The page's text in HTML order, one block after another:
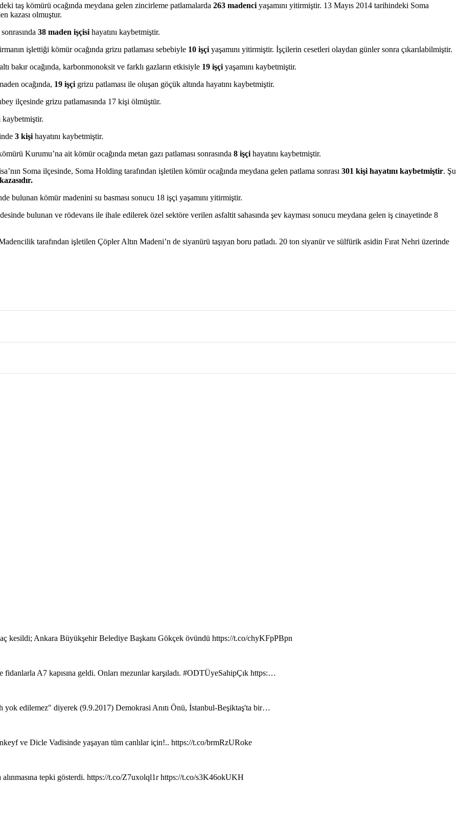
taş kömürü ocağında meydana gelen zincirleme patlamalarda 263 madenci yaşamını yitirmiştir. 13 Mayıs 2014 tarihindeki Soma
kazası olmuştur.
38 maden işçisi hayatını kaybetmiştir.
işlettiği kömür ocağında grizu patlaması sebebiyle 10 işçi yaşamını yitirmiştir. İşçilerin cesetleri olaydan günler sonra çıkarılabilmiştir.
bakır ocağında, karbonmonoksit ve farklı gazların etkisiyle 19 işçi yaşamını kaybetmiştir.
ocağında, 19 işçi grizu patlaması ile oluşan göçük altında hayatını kaybetmiştir.
ilçesinde grizu patlamasında 17 kişi ölmüştür.
kaybetmiştir.
3 kişi hayatını kaybetmiştir.
Kurumu’na ait kömür ocağında metan gazı patlaması sonrasında 8 işçi hayatını kaybetmiştir.
Soma ilçesinde, Soma Holding tarafından işletilen kömür ocağında meydana gelen patlama sonrası 301 kişi hayatını kaybetmiştir. Şu
bulunan kömür madenini su basması sonucu 18 işçi yaşamını yitirmiştir.
bulunan ve rödevans ile ihale edilerek özel sektöre verilen asfaltit sahasında şev kayması sonucu meydana gelen iş cinayetinde 8
tarafından işletilen Çöpler Altın Madeni’n de siyanürü taşıyan boru patladı. 20 ton siyanür ve sülfürik asidin Fırat Nehri üzerinde
kesildi; Ankara Büyükşehir Belediye Başkanı Gökçek övündü https://t.co/chyKFpPBpn
A7 kapısına geldi. Onları mezunlar karşıladı. #ODTÜyeSahipÇık https:…
yok edilemez" diyerek (9.9.2017) Demokrasi Anıtı Önü, İstanbul-Beşiktaş'ta bir…
ve Dicle Vadisinde yaşayan tüm canlılar için!.. https://t.co/brmRzURoke
tepki gösterdi. https://t.co/Z7uxolql1r https://t.co/s3K46okUKH